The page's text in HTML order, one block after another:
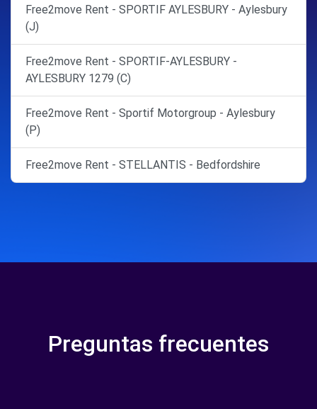
Free2move Rent - SPORTIF AYLESBURY - Aylesbury
(J)
Free2move Rent - SPORTIF-AYLESBURY -
AYLESBURY 1279 (C)
Free2move Rent - Sportif Motorgroup - Aylesbury
(P)
Free2move Rent - STELLANTIS - Bedfordshire
Preguntas frecuentes